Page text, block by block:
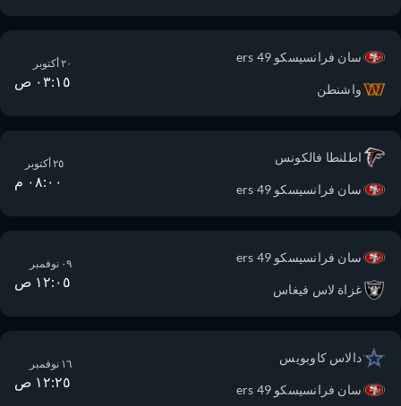
سان فرانسيسكو 49 ers
واشنطن ٠٣:١٥ ص
اطلنطا فالكونس
سان فرانسيسكو 49 ers ٠٨:٠٠ م
سان فرانسيسكو 49 ers
غزاة لاس فيغاس ١٢:٠٥ ص
دالاس كاوبويس
سان فرانسيسكو 49 ers ١٢:٢٥ ص